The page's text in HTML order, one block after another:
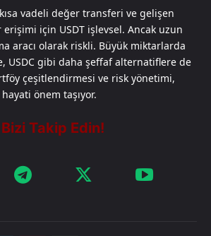
vadeli değer transferi ve gelişen
için USDT işlevsel. Ancak uzun
aracı olarak riskli. Büyük miktarlarda
USDC gibi daha şeffaf alternatiflere de
çeşitlendirmesi ve risk yönetimi,
önem taşıyor.